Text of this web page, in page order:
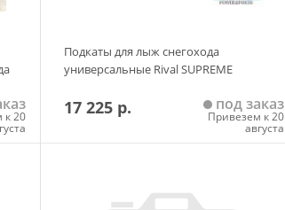
к 20
Подкаты для лыж снегохода
универсальные Rival SUPREME
17 225 р. под заказ
Привезем к 20
августа